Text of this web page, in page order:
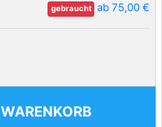
gebraucht ab 75,00 €
WARENKORB